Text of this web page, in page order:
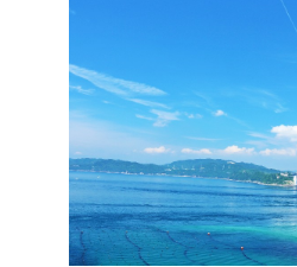
【TEL受付】9:30～